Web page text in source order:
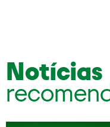
Notícias